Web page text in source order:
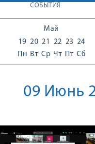
СОБЫТИЯ
Май
19
Пн
20
Вт
21
Ср
22
Чт
23
Пт
24
Сб
09 Июнь